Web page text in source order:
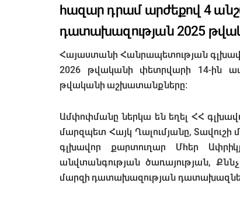
հազար դրամ արժեքով 4
դատախազության 2025
Հայաստանի Հանրապետության
2026 թվականի փետրվարի 14-ին
թվականի աշխատանքները:
Ամփոփմանը ներկա են եղել ՀՀ
մարզպետ Հայկ Ղալումյանը,
գլխավոր քարտուղար Մհեր
անվտանգության ծառայության,
մարզի դատախազության